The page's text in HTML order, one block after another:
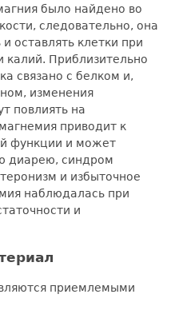
было найдено во
следовательно, она
оставлять клетки при
калий. Приблизительно
связано с белком и,
изменения
повлиять на
приводит к
функции и может
диарею, синдром
и избыточное
наблюдалась при
и
приемлемыми